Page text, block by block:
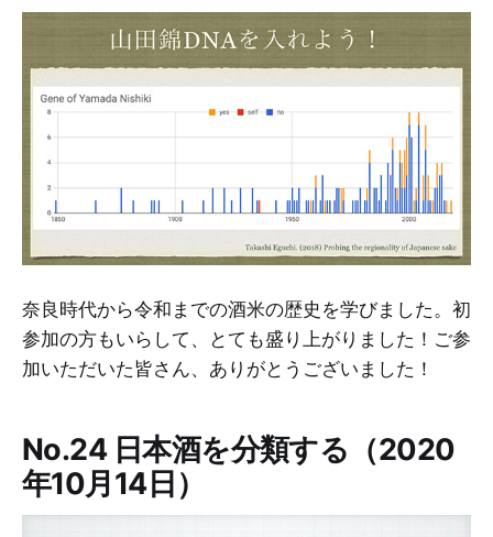
奈良時代から令和までの酒米の歴史を学びました。初
参加の方もいらして、とても盛り上がりました！ご参
加いただいた皆さん、ありがとうございました！
No.24 日本酒を分類する（2020
年10月14日）